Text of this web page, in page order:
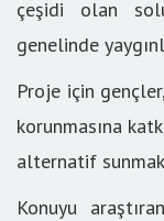
çeşidi olan
genelinde
Proje için
korunmasına
alternatif
Konuyu